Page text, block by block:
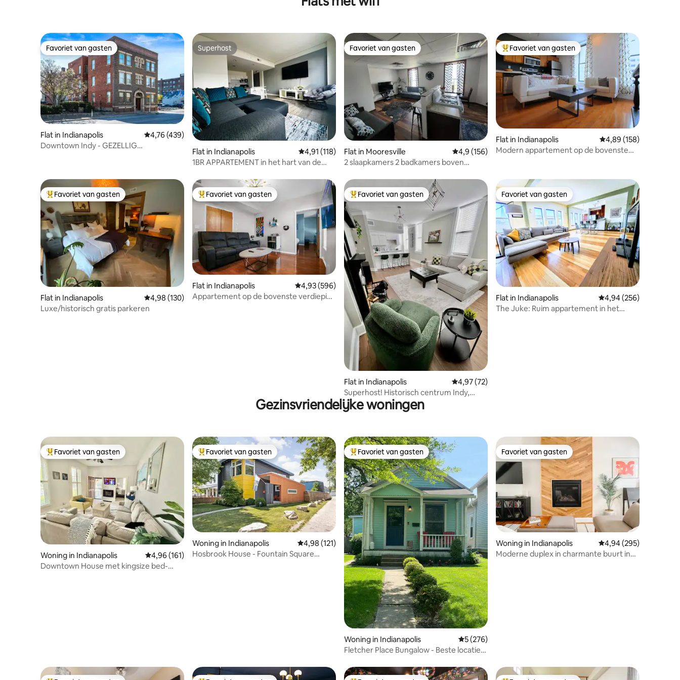
Favoriet van gasten
Favoriet van gasten
Flat in Indianapolis Gemiddelde beoordeling van 4,76 op 5, 439 recensies
4,76 (439)
Downtown Indy - GEZELLIG
Superhost
Superhost
Flat in Indianapolis Gemiddelde beoordeling van 4,91 op 5, 118 recensies
4,91 (118)
1BR APPARTEMENT in het hart van de
Favoriet van gasten
Favoriet van gasten
Flat in Mooresville Gemiddelde beoordeling van 4,9 op 5, 156 recensies
4,9 (156)
2 slaapkamers 2 badkamers boven
Topfavoriet van gasten
Favoriet van gasten
Flat in Indianapolis Gemiddelde
4,89 (158)
Modern appartement op de bovenste
Topfavoriet van gasten
Favoriet van gasten
Flat in Indianapolis Gemiddelde beoordeling van 4,98 op 5, 130 recensies
4,98 (130)
Luxe/historisch gratis parkeren
Topfavoriet van gasten
Favoriet van gasten
Flat in Indianapolis Gemiddelde beoordeling van 4,93 op 5, 596 recensies
4,93 (596)
Appartement op de bovenste verdieping
Topfavoriet van gasten
Favoriet van gasten
Flat in Indianapolis Gemiddelde beoordeling van 4,97 op 5, 72 recensies
4,97 (72)
Superhost! Historisch centrum Indy,
geschikt voor 6 personen
Favoriet van gasten
Favoriet van gasten
Flat in Indianapolis Gemiddelde
4,94 (256)
The Juke: Ruim appartement in het
Gezinsvriendelijke woningen
Topfavoriet van gasten
Favoriet van gasten
Woning in Indianapolis Gemiddelde beoordeling van 4,96 op 5, 161 recensies
4,96 (161)
Downtown House met kingsize bed-
Topfavoriet van gasten
Favoriet van gasten
Woning in Indianapolis Gemiddelde beoordeling van 4,98 op 5, 121 recensies
4,98 (121)
Hosbrook House - Fountain Square
Topfavoriet van gasten
Favoriet van gasten
Woning in Indianapolis Gemiddelde beoordeling van 5 op 5, 276 recensies
5 (276)
Fletcher Place Bungalow - Beste locatie
Favoriet van gasten
Favoriet van gasten
Woning in Indianapolis Gemiddelde
4,94 (295)
Moderne duplex in charmante buurt in